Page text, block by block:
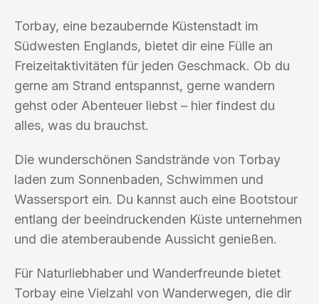
Torbay, eine bezaubernde Küstenstadt im
Südwesten Englands, bietet dir eine Fülle an
Freizeitaktivitäten für jeden Geschmack. Ob du
gerne am Strand entspannst, gerne wandern
gehst oder Abenteuer liebst – hier findest du
alles, was du brauchst.
Die wunderschönen Sandstrände von Torbay
laden zum Sonnenbaden, Schwimmen und
Wassersport ein. Du kannst auch eine Bootstour
entlang der beeindruckenden Küste unternehmen
und die atemberaubende Aussicht genießen.
Für Naturliebhaber und Wanderfreunde bietet
Torbay eine Vielzahl von Wanderwegen, die dir